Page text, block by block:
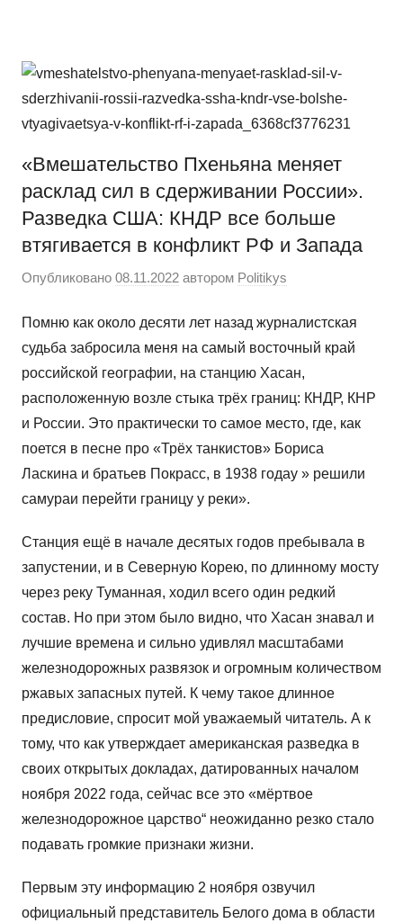
содержимому
сайт
на
WordPress
«Вмешательство Пхеньяна меняет
расклад сил в сдерживании России».
Разведка США: КНДР все больше
втягивается в конфликт РФ и Запада
Опубликовано 08.11.2022 автором Politikys
Помню как около десяти лет назад журналистская
судьба забросила меня на самый восточный край
российской географии, на станцию Хасан,
расположенную возле стыка трёх границ: КНДР, КНР
и России. Это практически то самое место, где, как
поется в песне про «Трёх танкистов» Бориса
Ласкина и братьев Покрасс, в 1938 годау » решили
самураи перейти границу у реки».
Станция ещё в начале десятых годов пребывала в
запустении, и в Северную Корею, по длинному мосту
через реку Туманная, ходил всего один редкий
состав. Но при этом было видно, что Хасан знавал и
лучшие времена и сильно удивлял масштабами
железнодорожных развязок и огромным количеством
ржавых запасных путей. К чему такое длинное
предисловие, спросит мой уважаемый читатель. А к
тому, что как утверждает американская разведка в
своих открытых докладах, датированных началом
ноября 2022 года, сейчас все это «мёртвое
железнодорожное царство“ неожиданно резко стало
подавать громкие признаки жизни.
Первым эту информацию 2 ноября озвучил
официальный представитель Белого дома в области